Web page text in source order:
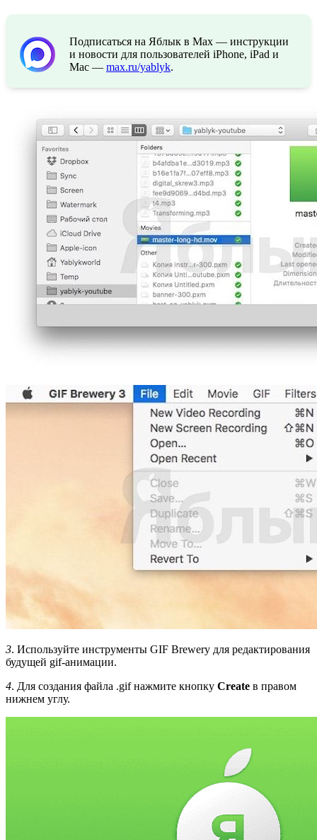
Подписаться на Яблык в Max — инструкции
и новости для пользователей iPhone, iPad и
Mac — max.ru/yablyk.
3. Используйте инструменты GIF Brewery для редактирования
будущей gif-анимации.
4. Для создания файла .gif нажмите кнопку Create в правом
нижнем углу.